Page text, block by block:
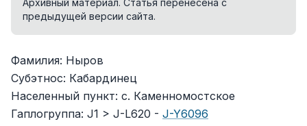
Архивный материал. Статья перенесена с
предыдущей версии сайта.
Фамилия: Ныров
Субэтнос: Кабардинец
Населенный пункт: c. Каменномостское
Гаплогруппа: J1 > J-L620 - J-Y6096